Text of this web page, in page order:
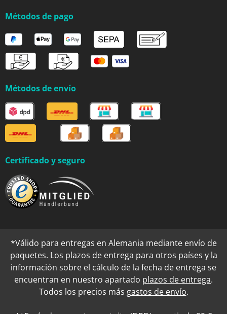
Métodos de pago
Métodos de envío
Certificado y seguro
*Válido para entregas en Alemania mediante envío de
paquetes. Los plazos de entrega para otros países y la
información sobre el cálculo de la fecha de entrega se
encuentran en nuestro apartado plazos de entrega.
Todos los precios más gastos de envío.